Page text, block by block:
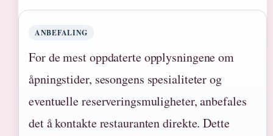
ANBEFALING
For de mest oppdaterte opplysningene om
åpningstider, sesongens spesialiteter og
eventuelle reserveringsmuligheter, anbefales
det å kontakte restauranten direkte. Dette